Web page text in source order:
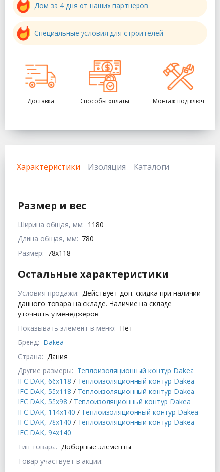
Дом за 4 дня от наших партнеров
Специальные условия для строителей
Доставка Способы оплаты Монтаж под ключ
Характеристики Изоляция Каталоги
Размер и вес
Ширина общая, мм: 1180
Длина общая, мм: 780
Размер: 78x118
Остальные характеристики
Условия продажи: Действует доп. скидка при наличии
данного товара на складе. Наличие на складе
уточнять у менеджеров
Показывать элемент в меню: Нет
Бренд: Dakea
Страна: Дания
Другие размеры: Теплоизоляционный контур Dakea
IFC DAK, 66x118 / Теплоизоляционный контур Dakea
IFC DAK, 55x118 / Теплоизоляционный контур Dakea
IFC DAK, 55x98 / Теплоизоляционный контур Dakea
IFC DAK, 114x140 / Теплоизоляционный контур Dakea
IFC DAK, 78x140 / Теплоизоляционный контур Dakea
IFC DAK, 94x140
Тип товара: Доборные элементы
Товар участвует в акции: